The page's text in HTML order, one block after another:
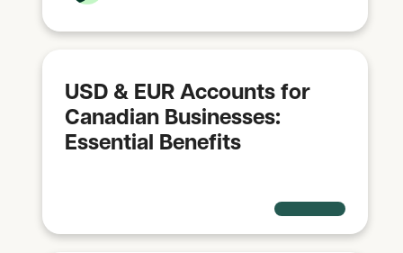
USD & EUR Accounts for
Canadian Businesses:
Essential Benefits